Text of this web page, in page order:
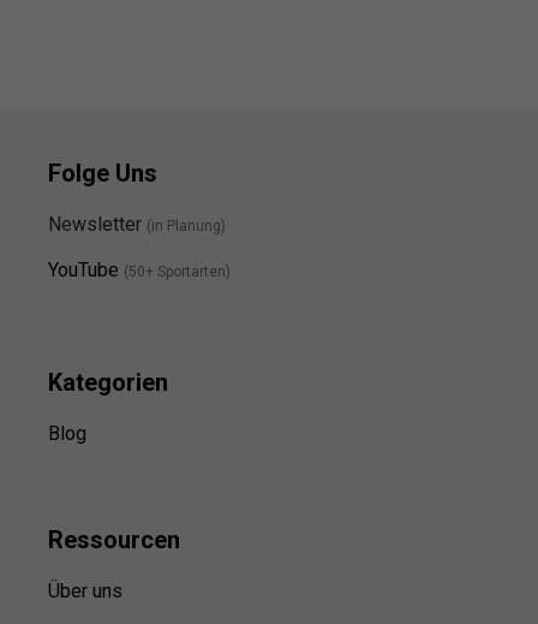
Folge Uns
Newsletter (in Planung)
YouTube (50+ Sportarten)
Kategorien
Blog
Ressourcen
Über uns